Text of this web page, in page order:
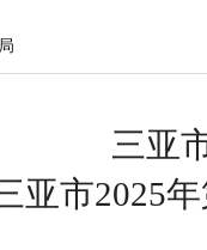
三亚
亚市2025